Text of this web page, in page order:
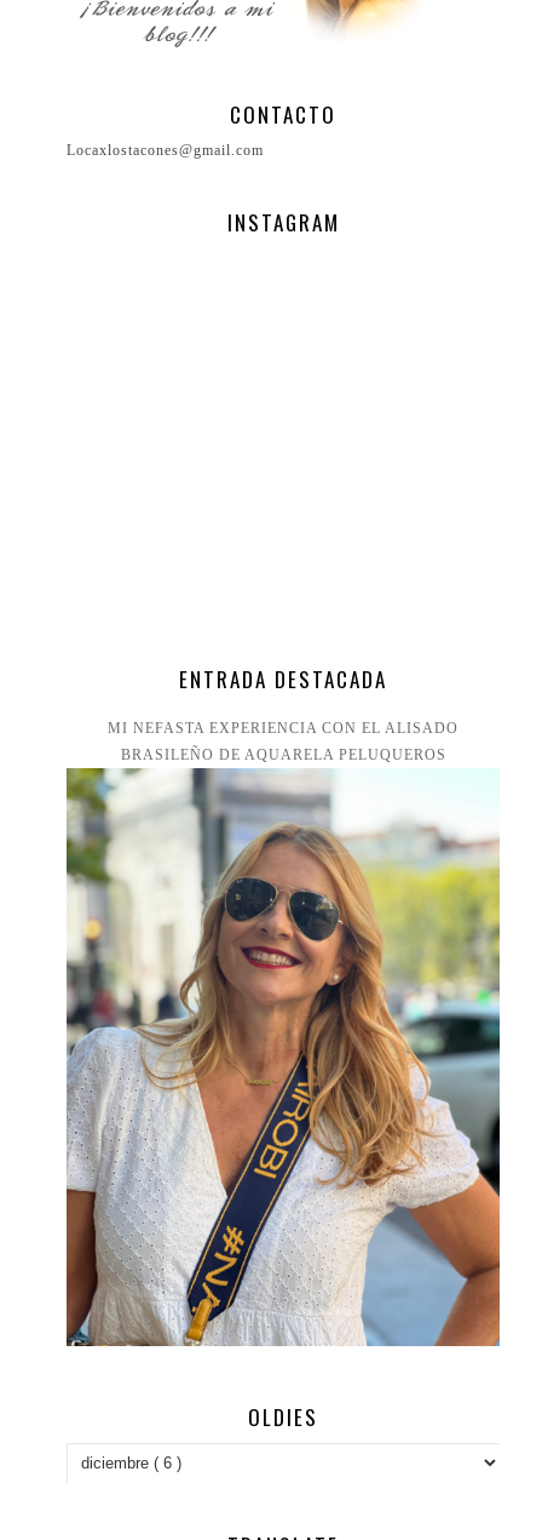
CONTACTO
Locaxlostacones@gmail.com
INSTAGRAM
ENTRADA DESTACADA
MI NEFASTA EXPERIENCIA CON EL ALISADO
BRASILEÑO DE AQUARELA PELUQUEROS
OLDIES